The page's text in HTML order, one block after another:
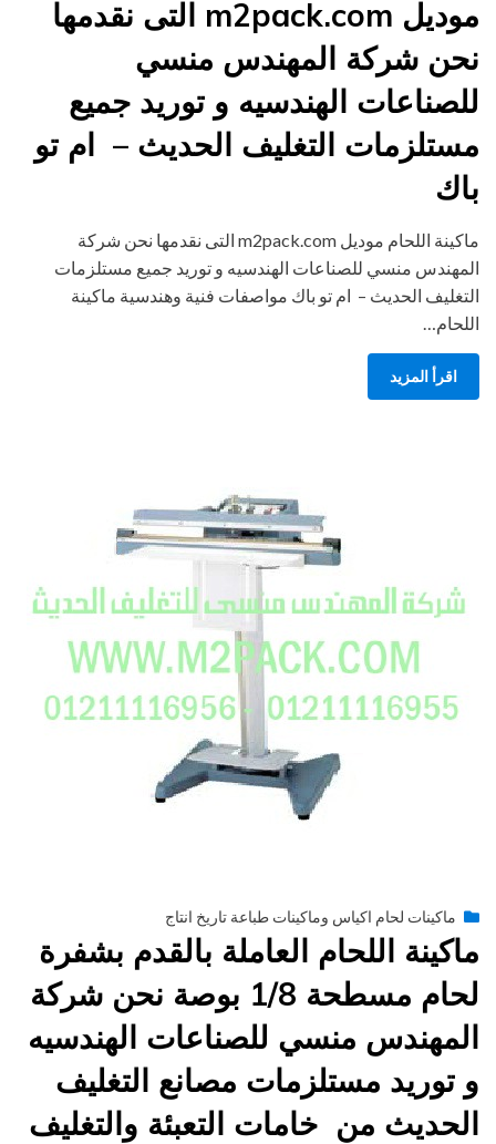
موديل m2pack.com التى نقدمها
نحن شركة المهندس منسي
للصناعات الهندسيه و توريد جميع
مستلزمات التغليف الحديث – ام تو
باك
ماكينة اللحام موديل m2pack.com التى نقدمها نحن شركة
المهندس منسي للصناعات الهندسيه و توريد جميع مستلزمات
التغليف الحديث – ام تو باك مواصفات فنية وهندسية ماكينة
اللحام…
اقرأ المزيد
byengmansyPosted
يونيو 29, 2015
ماكينات لحام اكياس وماكينات طباعة تاريخ انتاج
ماكينة اللحام العاملة بالقدم بشفرة
لحام مسطحة 1/8 بوصة نحن شركة
المهندس منسي للصناعات الهندسيه
و توريد مستلزمات مصانع التغليف
الحديث من خامات التعبئة والتغليف